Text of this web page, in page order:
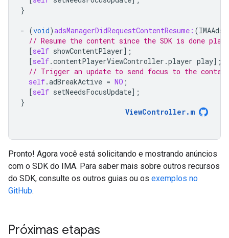
}
- (void)adsManagerDidRequestContentResume: (
// Resume the content since the SDK is done
[self showContentPlayer];
[self.contentPlayerViewController .player play];
// Trigger an update to send focus to the
self.adBreakActive = NO ;
[self setNeedsFocusUpdate];
}
ViewController. m
Pronto! Agora você está solicitando e mostrando anúncios
com o SDK do IMA. Para saber mais sobre outros recursos
do SDK, consulte os outros guias ou os exemplos no
GitHub.
Próximas etapas